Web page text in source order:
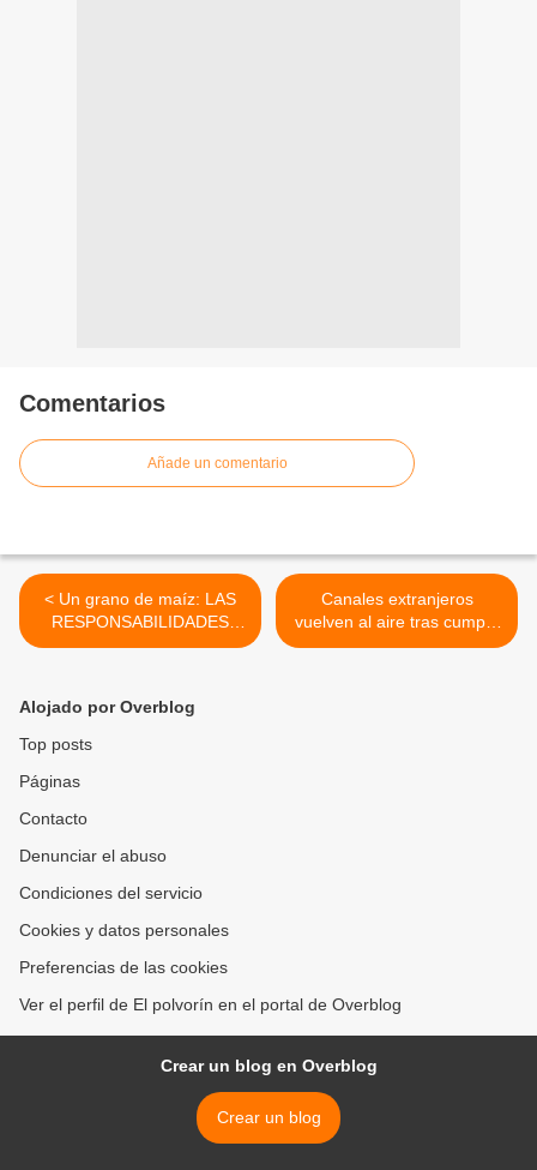
Comentarios
Añade un comentario
< Un grano de maíz: LAS
RESPONSABILIDADES
DEL NÚCLEO
Canales extranjeros
vuelven al aire tras cumplir
con requisitos de ley
Alojado por Overblog
Top posts
Páginas
Contacto
Denunciar el abuso
Condiciones del servicio
Cookies y datos personales
Preferencias de las cookies
Ver el perfil de El polvorín en el portal de Overblog
Crear un blog en Overblog
Crear un blog